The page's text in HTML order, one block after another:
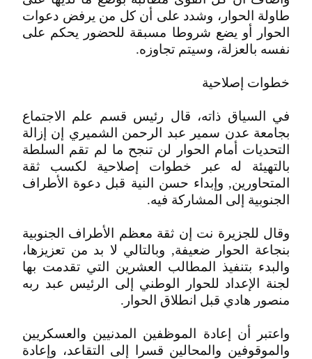
طاولة الحوار، وشدد على أن كل من يرفض دعوات
الحوار أو يضع شروطا مسبقة للحضور يحكم على
نفسه بالعزلة، وسيتم تجاوزه.
خطوات إصلاحية
في السياق ذاته، قال رئيس قسم علم الاجتماع
بجامعة عدن سمير عبد الرحمن الشميري إن إزالة
التحديات أمام الحوار لن تنجح ما لم تقم السلطة
بالتهيئة له عبر خطوات إصلاحية لكسب ثقة
المتحاورين, وإبداء حسن النية قبل دعوة الأطراف
الجنوبية إلى المشاركة فيه.
وقال للجزيرة نت إن ثقة معظم الأطراف الجنوبية
بنجاعة الحوار ضعيفة, وبالتالي لا بد من تعزيزها،
والبدء بتنفيذ المطالب العشرين التي تقدمت بها
لجنة الإعداد للحوار الوطني إلى الرئيس عبد ربه
منصور هادي قبل انطلاق الحوار.
واعتبر أن إعادة الموظفين المدنيين والعسكريين
والموقوفين والمحالين قسرا إلى التقاعد، وإعادة